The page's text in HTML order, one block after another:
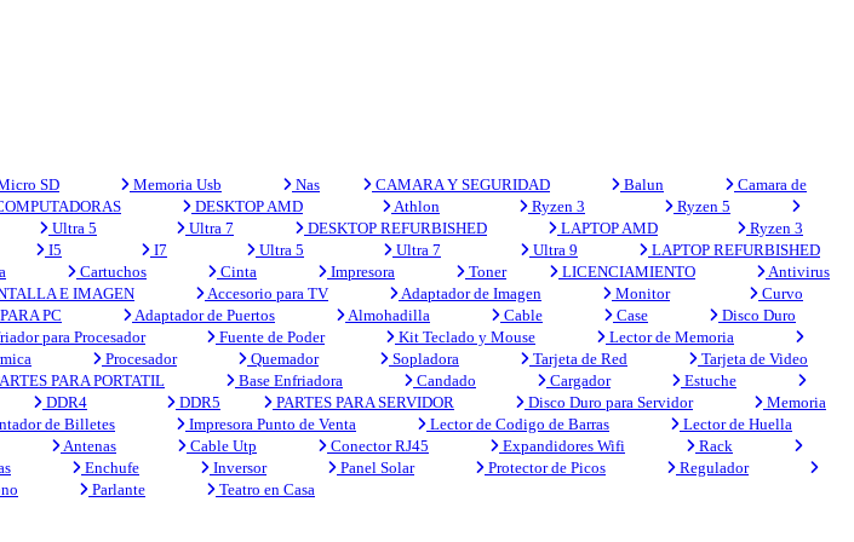
SD Memoria Usb Nas CAMARA Y SEGURIDAD Balun
Camara de
DESKTOP AMD Athlon Ryzen 3
Ryzen 5
Ultra 5 Ultra 7 DESKTOP REFURBISHED LAPTOP AMD
Ryzen 3
I5 I7 Ultra 5 Ultra 7 Ultra 9
LAPTOP REFURBISHED
Cartuchos Cinta Impresora Toner LICENCIAMIENTO
Antivirus
E IMAGEN Accesorio para TV Adaptador de Imagen Monitor
Curvo
PC Adaptador de Puertos Almohadilla Cable Case
Disco Duro
para Procesador Fuente de Poder Kit Teclado y Mouse
Lector de Memoria
Procesador Quemador Sopladora Tarjeta de Red
Tarjeta de Video
PARA PORTATIL Base Enfriadora Candado Cargador
Estuche
DDR4 DDR5 PARTES PARA SERVIDOR Disco Duro para Servidor
Memoria
de Billetes Impresora Punto de Venta Lector de Codigo de Barras
Lector de Huella
Antenas Cable Utp Conector RJ45 Expandidores Wifi
Rack
Enchufe Inversor Panel Solar Protector de Picos
Regulador
Parlante Teatro en Casa